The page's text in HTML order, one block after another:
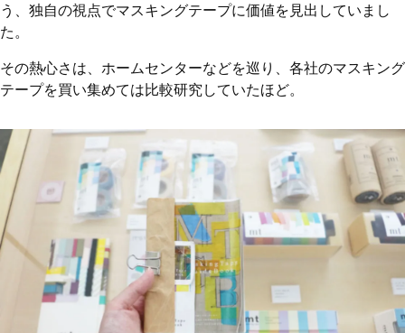
う、独自の視点でマスキングテープに価値を見出していまし
た。
その熱心さは、ホームセンターなどを巡り、各社のマスキング
テープを買い集めては比較研究していたほど。